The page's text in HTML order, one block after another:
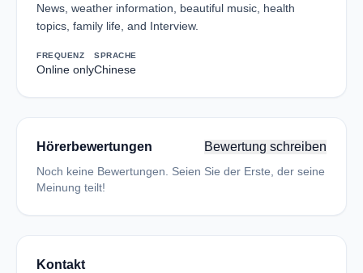
News, weather information, beautiful music, health
topics, family life, and Interview.
FREQUENZ
Online only
SPRACHE
Chinese
Hörerbewertungen Bewertung schreiben
Noch keine Bewertungen. Seien Sie der Erste, der seine
Meinung teilt!
Kontakt